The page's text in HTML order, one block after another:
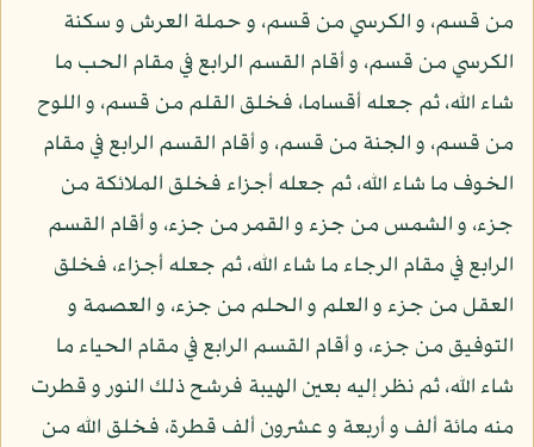
من قسم، و الكرسي من قسم، و حملة العرش و سكنة
الكرسي من قسم، و أقام القسم الرابع في مقام الحب ما
شاء الله، ثم جعله أقساما، فخلق القلم من قسم، و اللوح
من قسم، و الجنة من قسم، و أقام القسم الرابع في مقام
الخوف ما شاء الله، ثم جعله أجزاء فخلق الملائكة من
جزء، و الشمس من جزء و القمر من جزء، و أقام القسم
الرابع في مقام الرجاء ما شاء الله، ثم جعله أجزاء، فخلق
العقل من جزء و العلم و الحلم من جزء، و العصمة و
التوفيق من جزء، و أقام القسم الرابع في مقام الحياء ما
شاء الله، ثم نظر إليه بعين الهيبة فرشح ذلك النور و قطرت
منه مائة ألف و أربعة و عشرون ألف قطرة، فخلق الله من